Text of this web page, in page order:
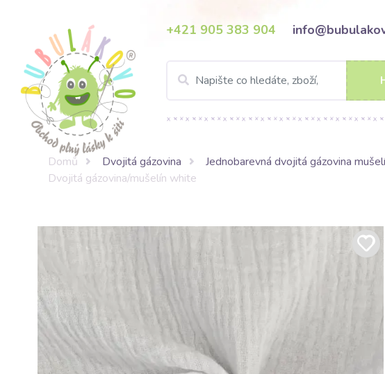
+421 905 383 904
Domů Dvojitá gázovina Jednobarevná dvojitá gázovina
Dvojitá gázovina/mušelín white